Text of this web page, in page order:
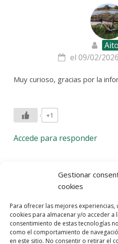
Gestionar
cookies
Para ofrecer las mejores
cookies para almacenar y/o acceder
consentimiento de estas tecnologías
como el comportamiento de
en este sitio. No consentir o retirar el
el 09/02/
Muy curioso, gracias por la
+1
Accede para responder
Deja una respuesta
comentario.
Entra con tu red social
He leído y acepto laPolítica de